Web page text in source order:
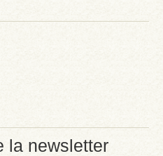
la newsletter